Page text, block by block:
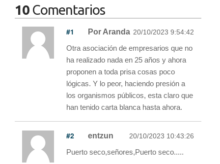
10 Comentarios
#1 Por Aranda 20/10/2023 9:54:42
Otra asociación de empresarios que no
ha realizado nada en 25 años y ahora
proponen a toda prisa cosas poco
lógicas. Y lo peor, haciendo presión a
los organismos públicos, esta claro que
han tenido carta blanca hasta ahora.
#2 entzun 20/10/2023 10:43:26
Puerto seco,señores,Puerto seco.....